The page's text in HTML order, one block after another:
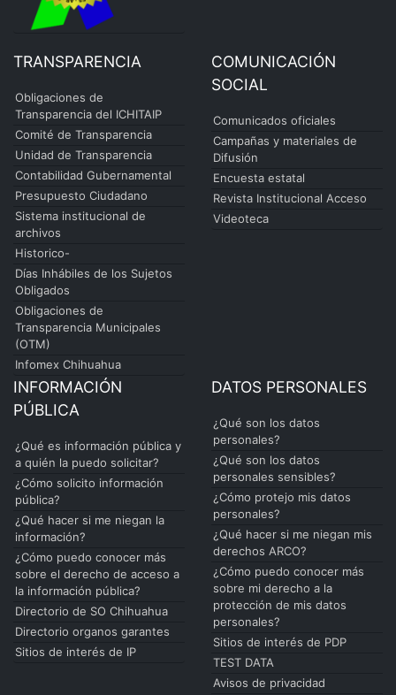
TRANSPARENCIA
Obligaciones de
Transparencia del ICHITAIP
Comité de Transparencia
Unidad de Transparencia
Contabilidad Gubernamental
Presupuesto Ciudadano
Sistema institucional de
archivos
Historico-
Días Inhábiles de los Sujetos
Obligados
Obligaciones de
Transparencia Municipales
(OTM)
Infomex Chihuahua
COMUNICACIÓN
SOCIAL
Comunicados oficiales
Campañas y materiales de
Difusión
Encuesta estatal
Revista Institucional Acceso
Videoteca
INFORMACIÓN
PÚBLICA
¿Qué es información pública y
a quién la puedo solicitar?
¿Cómo solicito información
pública?
¿Qué hacer si me niegan la
información?
¿Cómo puedo conocer más
sobre el derecho de acceso a
la información pública?
Directorio de SO Chihuahua
Directorio organos garantes
Sitios de interés de IP
DATOS PERSONALES
¿Qué son los datos
personales?
¿Qué son los datos
personales sensibles?
¿Cómo protejo mis datos
personales?
¿Qué hacer si me niegan mis
derechos ARCO?
¿Cómo puedo conocer más
sobre mi derecho a la
protección de mis datos
personales?
Sitios de interés de PDP
TEST DATA
Avisos de privacidad